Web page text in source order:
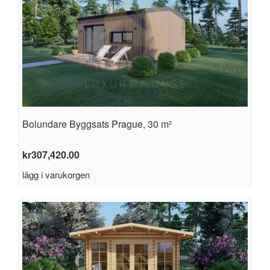
Bolundare Byggsats Prague, 30 m²
kr307,420.00
lägg i varukorgen